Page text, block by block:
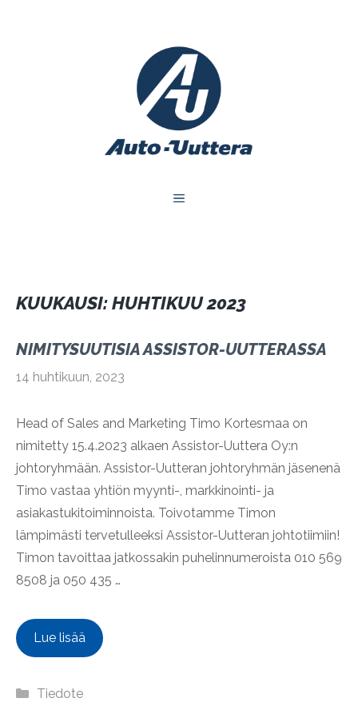
VALIKKO
KUUKAUSI:HUHTIKUU 2023
NIMITYSUUTISIA ASSISTOR-UUTTERASSA
14 huhtikuun, 2023
Head of Sales and Marketing Timo Kortesmaa on
nimitetty 15.4.2023 alkaen Assistor-Uuttera Oy:n
johtoryhmään. Assistor-Uutteran johtoryhmän jäsenenä
Timo vastaa yhtiön myynti-, markkinointi- ja
asiakastukitoiminnoista. Toivotamme Timon
lämpimästi tervetulleeksi Assistor-Uutteran johtotiimiin!
Timon tavoittaa jatkossakin puhelinnumeroista 010 569
8508 ja 050 435 …
Lue lisää
Kategoriat
Tiedote